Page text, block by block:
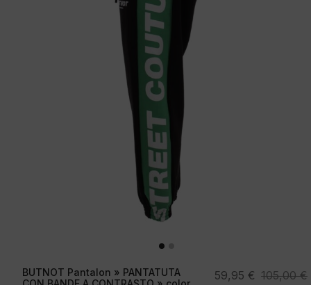
BUTNOT Pantalon » PANTATUTA
105,00€
El
59,95 €
El